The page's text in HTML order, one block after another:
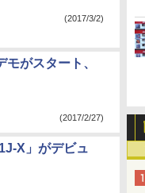
(2017/3/2)
がスタート、
(2017/2/27)
X」がデビュ